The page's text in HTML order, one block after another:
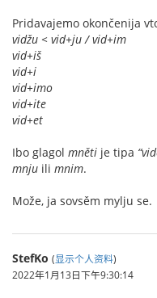
Pridavajemo okončenija
vidžu < vid+ju / vid+im
vid+iš
vid+i
vid+imo
vid+ite
vid+et
Ibo glagol mněti je tipa
mnju ili mnim.
Može, ja sovsěm mylju se.
StefKo (显示个人资料)
2022年1月13日下午9:30:14